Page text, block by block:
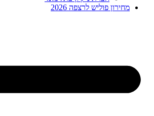
מחירון פוליש לרצפה 2026